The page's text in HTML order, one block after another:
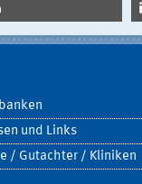
und Links
/ Gutachter / Kliniken